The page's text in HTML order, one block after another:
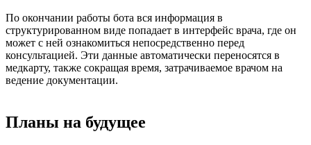
По окончании работы бота вся информация в
структурированном виде попадает в интерфейс врача, где он
может с ней ознакомиться непосредственно перед
консультацией. Эти данные автоматически переносятся в
медкарту, также сокращая время, затрачиваемое врачом на
ведение документации.
Планы на будущее